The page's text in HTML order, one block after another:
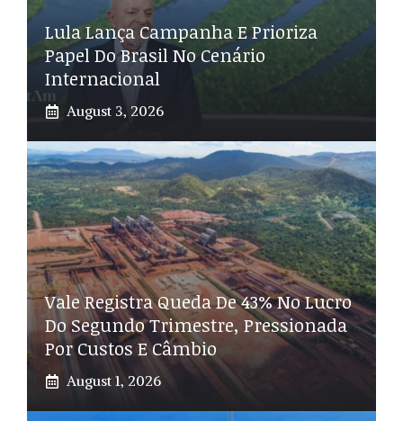
Lula Lança Campanha E Prioriza
Papel Do Brasil No Cenário
Internacional
August 3, 2026
Vale Registra Queda De 43% No Lucro
Do Segundo Trimestre, Pressionada
Por Custos E Câmbio
August 1, 2026